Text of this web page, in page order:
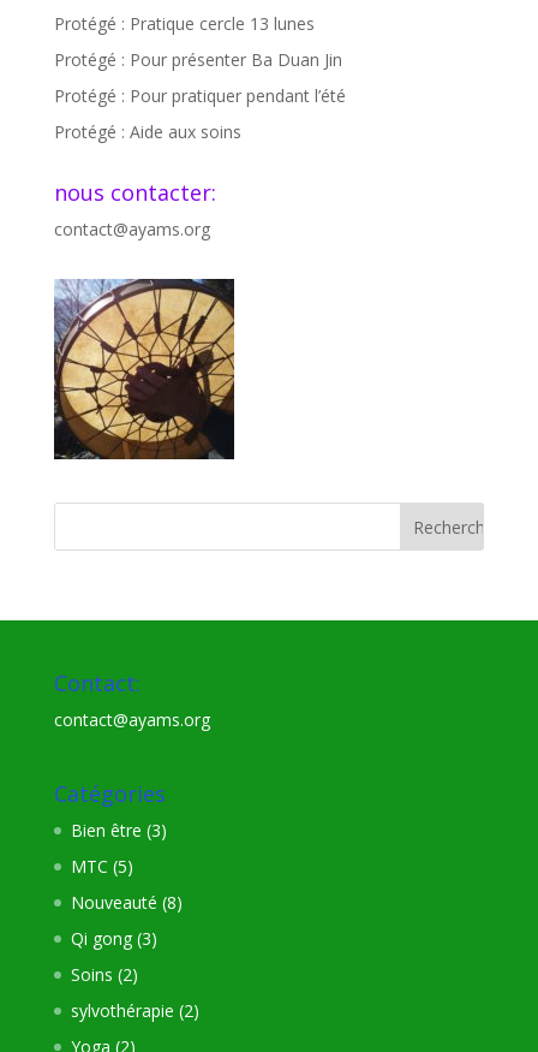
Protégé : Pratique cercle 13 lunes
Protégé : Pour présenter Ba Duan Jin
Protégé : Pour pratiquer pendant l’été
Protégé : Aide aux soins
nous contacter:
contact@ayams.org
Contact:
contact@ayams.org
Catégories
Bien être (3)
MTC (5)
Nouveauté (8)
Qi gong(3)
Soins (2)
sylvothérapie (2)
Yoga (2)